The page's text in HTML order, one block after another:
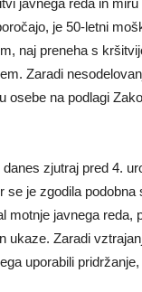
javnega reda in
je 50-letni
naj preneha s
Zaradi
osebe na podlagi
zjutraj pred 4.
se je zgodila podobna
motnje javnega reda,
ukaze. Zaradi
uporabili